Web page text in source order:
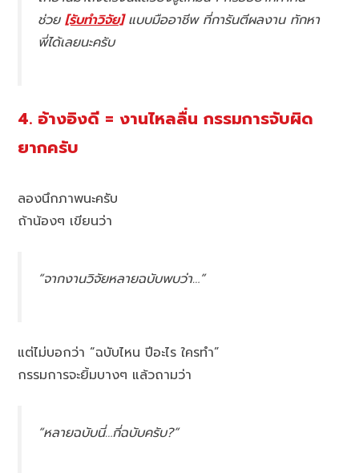
ช่วย[รับทำวิจัย]แบบมืออาชีพ ที่การันตีผลงาน ทักหา
พี่ได้เลยนะครับ
4. อ้างอิงดี = งานไหลลื่น กรรมการจับผิด
ยากครับ
ลองนึกภาพนะครับ
ถ้าน้องๆ เขียนว่า
“จากงานวิจัยหลายฉบับพบว่า…”
แต่ไม่บอกว่า “ฉบับไหน ปีอะไร ใครทำ”
กรรมการจะยิ้มบางๆ แล้วถามว่า
“หลายฉบับนี่…กี่ฉบับครับ?”